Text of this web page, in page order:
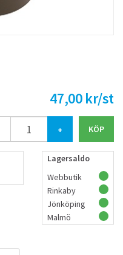
47,00 kr/st
+
Lagersaldo
Webbutik
Rinkaby
Jönköping
Malmö